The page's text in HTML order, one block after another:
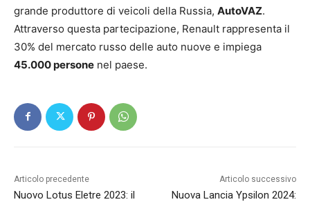
grande produttore di veicoli della Russia, AutoVAZ.
Attraverso questa partecipazione, Renault rappresenta il
30% del mercato russo delle auto nuove e impiega
45.000 persone nel paese.
Articolo precedente
Nuovo Lotus Eletre 2023: il
Articolo successivo
Nuova Lancia Ypsilon 2024: